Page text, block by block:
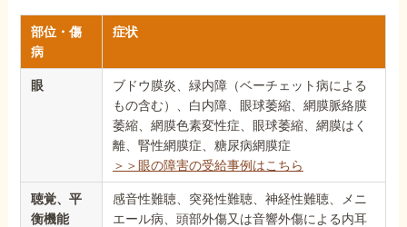
部位・傷
病
症状
眼
ブドウ膜炎、緑内障（ベーチェット病による
もの含む）、白内障、眼球萎縮、網膜脈絡膜
萎縮、網膜色素変性症、眼球萎縮、網膜はく
離、腎性網膜症、糖尿病網膜症
＞＞眼の障害の受給事例はこちら
聴覚、平
衡機能
感音性難聴、突発性難聴、神経性難聴、メニ
エール病、頭部外傷又は音響外傷による内耳